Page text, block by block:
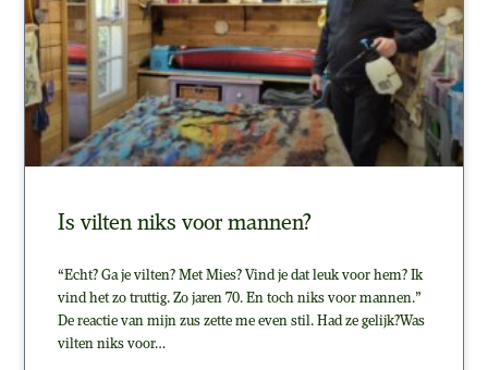
Is vilten niks voor mannen?
“Echt? Ga je vilten? Met Mies? Vind je dat leuk voor hem? Ik
vind het zo truttig. Zo jaren 70. En toch niks voor mannen.”
De reactie van mijn zus zette me even stil. Had ze gelijk?Was
vilten niks voor…